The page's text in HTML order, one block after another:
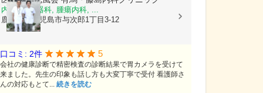
内科, 消化器科, 腫瘍内科, ...
鹿児島県鹿児島市与次郎1丁目3-12
口コミ: 2件 5
会社の健康診断で精密検査の診断結果で胃カメラを受けて
来ました。先生の印象も話し方も大変丁寧で受付 看護師さ
んの対応もとて... 続きを読む